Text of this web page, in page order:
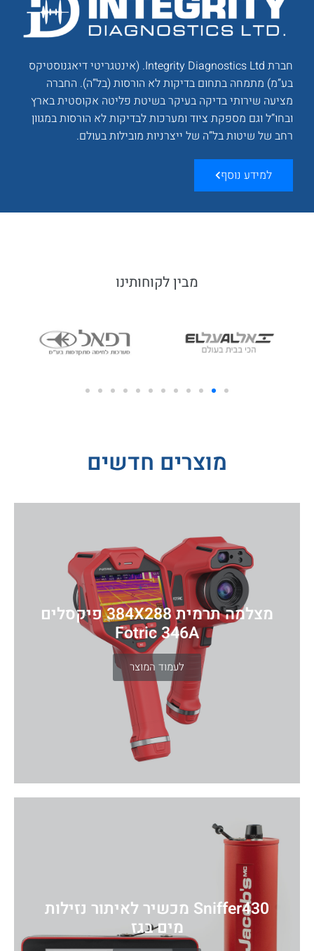
חברת Integrity Diagnostics Ltd. (אינטגריטי דיאגנוסטיקס
בע”מ) מתמחה בתחום בדיקות לא הורסות (בל”ה). החברה
מציעה שירותי בדיקה בעיקר בשיטת פליטה אקוסטית בארץ
ובחו”ל וגם מספקת ציוד ומערכות לבדיקות לא הורסות במגוון
רחב של שיטות בל”ה של ייצרניות מובילות בעולם.
למידע נוסף
מבין לקוחותינו
מוצרים חדשים
מצלמה תרמית 384X288 פיקסלים
Fotric 346A
לעמוד המוצר
Sniffer430 מכשיר לאיתור נזילות
מים בגז